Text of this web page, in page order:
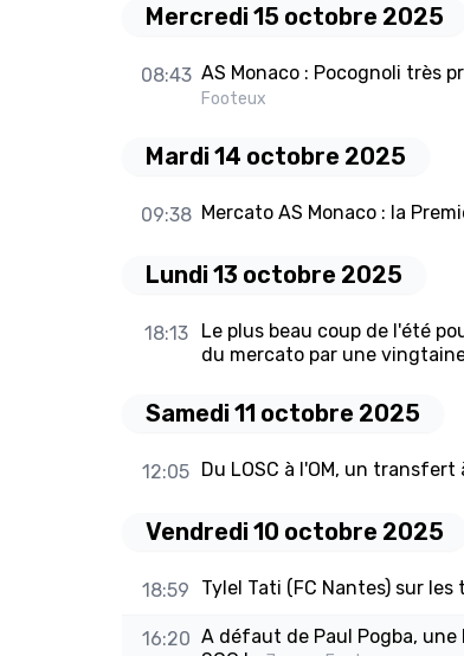
Mercredi 15 octobre 2025
08:43 AS Monaco : Pocognoli très
Footeux
Mardi 14 octobre 2025
09:38 Mercato AS Monaco : la
Lundi 13 octobre 2025
18:13
Le plus beau coup de l'été
du mercato par une
Samedi 11 octobre 2025
12:05 Du LOSC à l'OM, un
Vendredi 10 octobre 2025
18:59 Tylel Tati (FC Nantes) sur
16:20 A défaut de Paul Pogba,